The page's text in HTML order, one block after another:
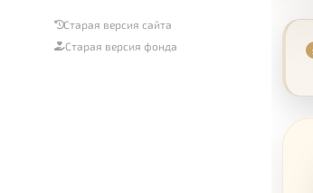
Старая версия сайта
Старая версия фонда